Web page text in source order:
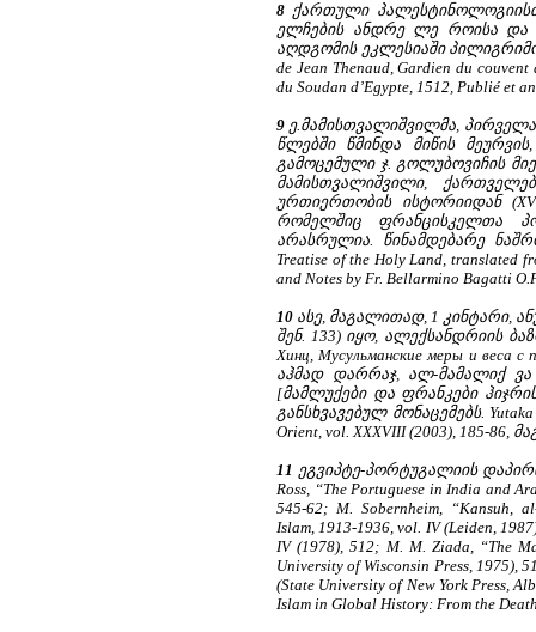
8 ქართული
ელჩების ანდრე ლე როისა და
აღდგომის ეკლესიაში
de Jean Thenaud, Gardien du couvent
du Soudan d’Egypte, 1512, Publié et
9 ე.მამისთვალიშვილმა,
წლებში წმინდა მიწის
გამოცემული ჯ. გოლუბოვიჩის
მამისთვალიშვილი,
ურთიერთობის ისტორიიდან
რომელშიც ფრანცისკელთა
არასრულია. წინამდებარე
Treatise of the Holy Land, translated
and Notes by Fr. Bellarmino Bagatti
10 ასე, მაგალითად, 1 კინტარი,
შენ. 133) იყო, ალექსანდრიის
Хинц, Мусульманские меры и веса с
აჰმად დარრაჯ, ალ-მამალიქ
[მამლუქები და ფრანკები
განსხვავებულ მონაცემებს.
Orient, vol. XXXVIII (2003), 185-86,
11 ეგვიპტე-პორტუგალიის
Ross, “The Portuguese in India and
545-62; M. Sobernheim, “Kansuh,
Islam, 1913-1936, vol. IV (Leiden,
IV (1978), 512; M. M. Ziada, “The
University of Wisconsin Press, 1975),
(State University of New York Press,
Islam in Global History: From the